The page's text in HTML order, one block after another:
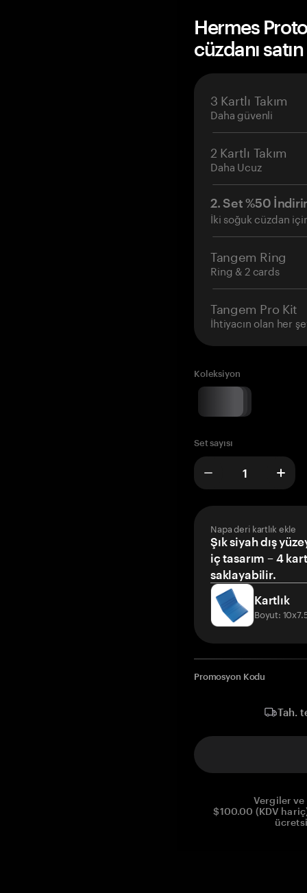
Hermes
cüzdanı
3 Kartlı Takım
Daha güvenli
2 Kartlı Takım
Daha Ucuz
2. Set %50
İki soğuk cüzdan
Tangem Ring
Ring & 2 cards
Tangem Pro Kit
İhtiyacın olan her
Koleksiyon
Set sayısı
Napa deri kartlık ekle
Şık siyah dış
iç tasarım – 4
saklayabilir.
Kartlık
Boyut:
Promosyon Kodu
Tah.
Vergiler
$100.00 (KDV